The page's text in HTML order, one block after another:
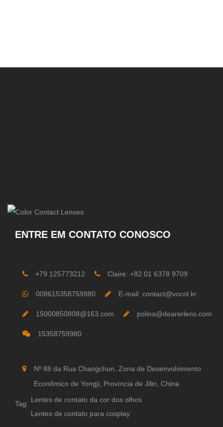
ENTRE EM CONTATO CONOSCO
+79 125773212 Claire: +82 01 6378 9709
008615358759980 E-mail: contact@vocol.kr
15000850808@163.com polina@dearerlens.com
15358759980
Nº 88 da Rua Changchun, Zona de Desenvolvimento
Econômico de Yongji, Província de Jilin, China
Tag: Lentes de contato da cor dos olhos
Lentes de contato para cosplay